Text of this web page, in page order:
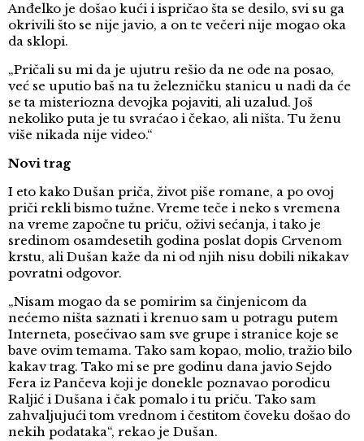
Anđelko je došao kući i ispričao šta se desilo, svi su ga
okrivili što se nije javio, a on te večeri nije mogao oka
da sklopi.
„Pričali su mi da je ujutru rešio da ne ode na posao,
već se uputio baš na tu železničku stanicu u nadi da će
se ta misteriozna devojka pojaviti, ali uzalud. Još
nekoliko puta je tu svraćao i čekao, ali ništa. Tu ženu
više nikada nije video.“
Novi trag
I eto kako Dušan priča, život piše romane, a po ovoj
priči rekli bismo tužne. Vreme teče i neko s vremena
na vreme započne tu priču, oživi sećanja, i tako je
sredinom osamdesetih godina poslat dopis Crvenom
krstu, ali Dušan kaže da ni od njih nisu dobili nikakav
povratni odgovor.
„Nisam mogao da se pomirim sa činjenicom da
nećemo ništa saznati i krenuo sam u potragu putem
Interneta, posećivao sam sve grupe i stranice koje se
bave ovim temama. Tako sam kopao, molio, tražio bilo
kakav trag. Tako mi se pre godinu dana javio Sejdo
Fera iz Pančeva koji je donekle poznavao porodicu
Raljić i Dušana i čak pomalo i tu priču. Tako sam
zahvaljujući tom vrednom i čestitom čoveku došao do
nekih podataka“, rekao je Dušan.